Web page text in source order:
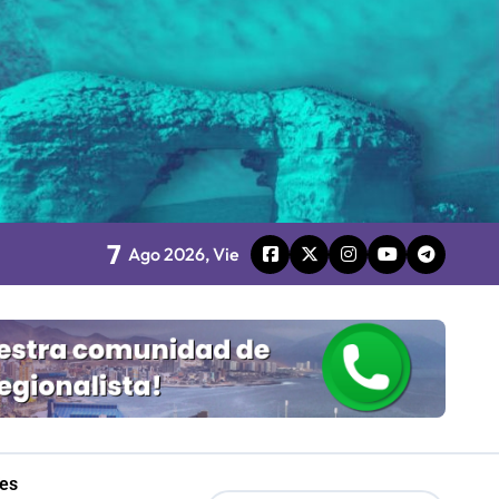
100% estatal
2.0”
7 Ago 2026, Vie